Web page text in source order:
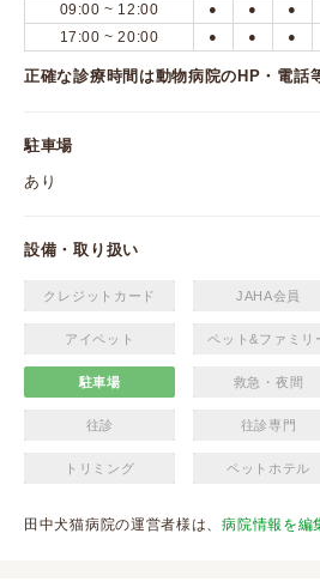
09:00 ~ 12:00
● ● ●
17:00 ~ 20:00 ● ● ●
正確な診療時間は動物病院のHP・電話
駐車場
あり
設備・取り扱い
クレジットカード JAHA会員
アイペット ペット&ファミリ
駐車場 救急・夜間
往診 往診専門
トリミング ペットホテル
田中犬猫病院の運営者様は、病院情報を編